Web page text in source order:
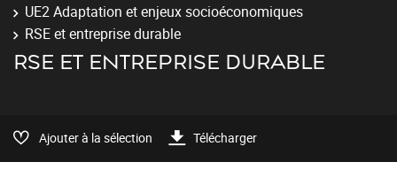
UE2 Adaptation et enjeux socioéconomiques
RSE et entreprise durable
RSE ET ENTREPRISE DURABLE
Ajouter à la sélection Télécharger